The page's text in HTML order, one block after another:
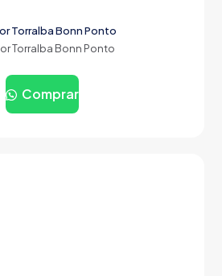
Torralba Bonn Ponto
Torralba Bonn Ponto
Comprar